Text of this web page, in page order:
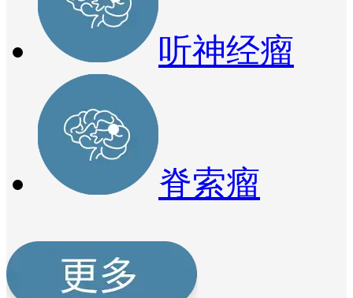
听神经瘤
脊索瘤